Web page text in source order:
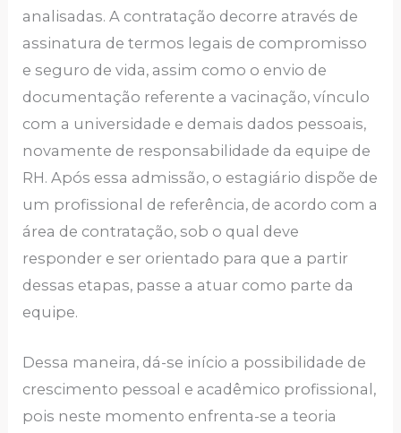
analisadas. A contratação decorre através de
assinatura de termos legais de compromisso
e seguro de vida, assim como o envio de
documentação referente a vacinação, vínculo
com a universidade e demais dados pessoais,
novamente de responsabilidade da equipe de
RH. Após essa admissão, o estagiário dispõe de
um profissional de referência, de acordo com a
área de contratação, sob o qual deve
responder e ser orientado para que a partir
dessas etapas, passe a atuar como parte da
equipe.
Dessa maneira, dá-se início a possibilidade de
crescimento pessoal e acadêmico profissional,
pois neste momento enfrenta-se a teoria